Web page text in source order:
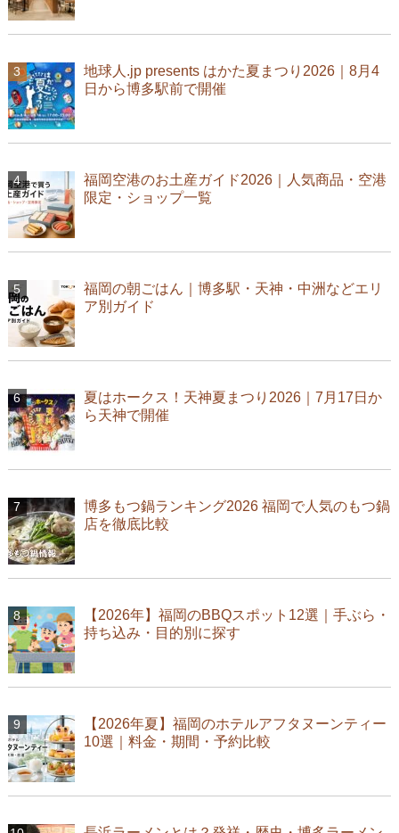
地球人.jp presents はかた夏まつり2026｜8月4
日から博多駅前で開催
福岡空港のお土産ガイド2026｜人気商品・空港
限定・ショップ一覧
福岡の朝ごはん｜博多駅・天神・中洲などエリ
ア別ガイド
夏はホークス！天神夏まつり2026｜7月17日か
ら天神で開催
博多もつ鍋ランキング2026 福岡で人気のもつ鍋
店を徹底比較
【2026年】福岡のBBQスポット12選｜手ぶら・
持ち込み・目的別に探す
【2026年夏】福岡のホテルアフタヌーンティー
10選｜料金・期間・予約比較